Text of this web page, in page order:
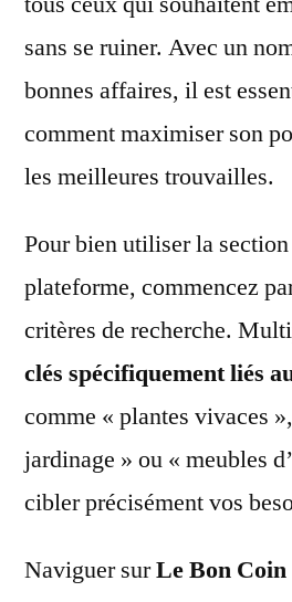
sans se ruiner. Avec un
bonnes affaires, il est
comment maximiser son
les meilleures trouvailles.
Pour bien utiliser la
plateforme, commencez
critères de recherche.
clés spécifiquement liés
comme « plantes vivaces
jardinage » ou « meubles
cibler précisément vos
Naviguer surLe Bon